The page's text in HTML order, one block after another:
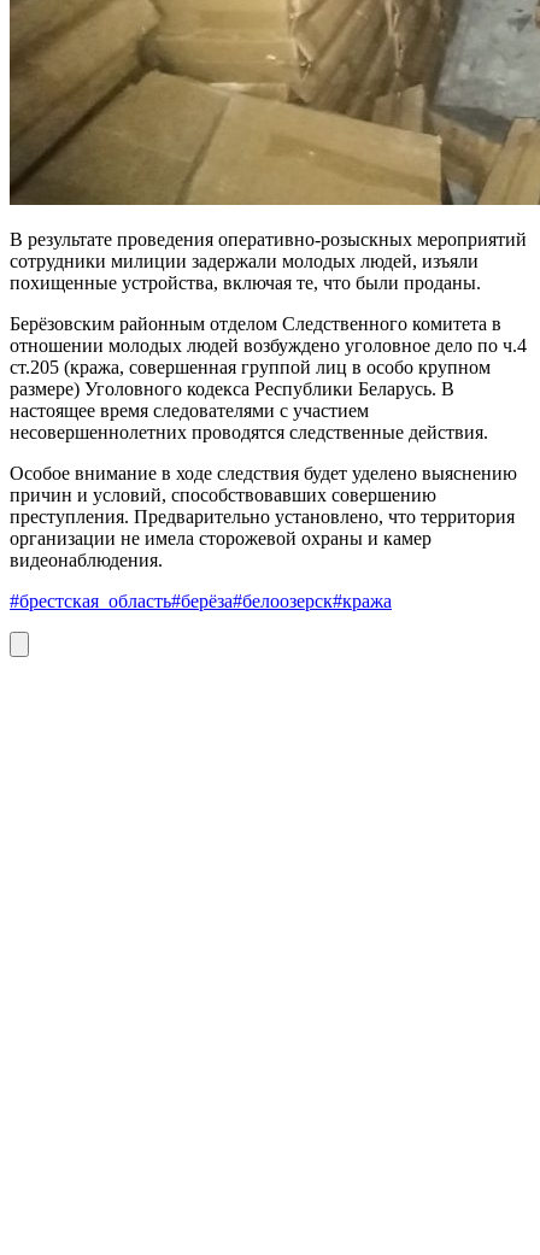
В результате проведения оперативно-розыскных мероприятий
сотрудники милиции задержали молодых людей, изъяли
похищенные устройства, включая те, что были проданы.
Берёзовским районным отделом Следственного комитета в
отношении молодых людей возбуждено уголовное дело по ч.4
ст.205 (кража, совершенная группой лиц в особо крупном
размере) Уголовного кодекса Республики Беларусь. В
настоящее время следователями с участием
несовершеннолетних проводятся следственные действия.
Особое внимание в ходе следствия будет уделено выяснению
причин и условий, способствовавших совершению
преступления. Предварительно установлено, что территория
организации не имела сторожевой охраны и камер
видеонаблюдения.
#брестская_область#берёза#белоозерск#кража